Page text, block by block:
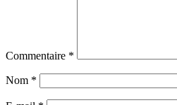
Commentaire *
Nom *